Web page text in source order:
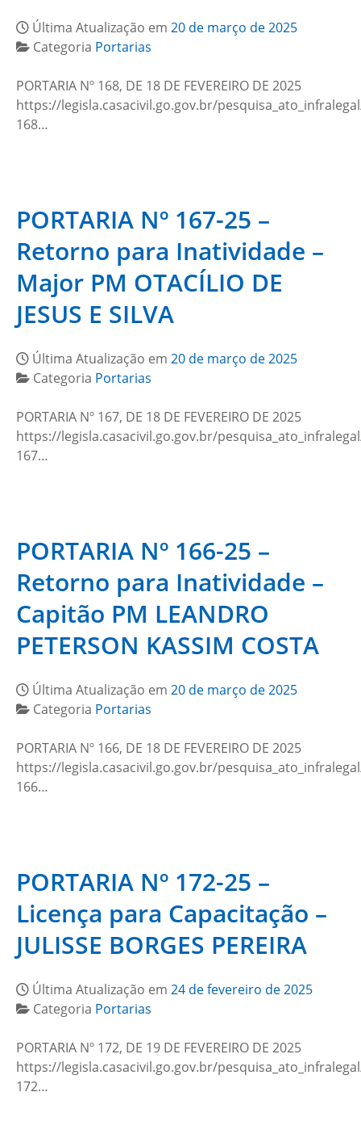
Última Atualização em 20 de março de 2025
Categoria Portarias
PORTARIA Nº 168, DE 18 DE FEVEREIRO DE 2025
https://legisla.casacivil.go.gov.br/
168…
PORTARIA Nº 167-25 –
Retorno para Inatividade –
Major PM OTACÍLIO DE
JESUS E SILVA
Última Atualização em 20 de março de 2025
Categoria Portarias
PORTARIA Nº 167, DE 18 DE FEVEREIRO DE 2025
https://legisla.casacivil.go.gov.br/
167…
PORTARIA Nº 166-25 –
Retorno para Inatividade –
Capitão PM LEANDRO
PETERSON KASSIM COSTA
Última Atualização em 20 de março de 2025
Categoria Portarias
PORTARIA Nº 166, DE 18 DE FEVEREIRO DE 2025
https://legisla.casacivil.go.gov.br/
166…
PORTARIA Nº 172-25 –
Licença para Capacitação –
JULISSE BORGES PEREIRA
Última Atualização em 24 de fevereiro de 2025
Categoria Portarias
PORTARIA Nº 172, DE 19 DE FEVEREIRO DE 2025
https://legisla.casacivil.go.gov.br/
172…